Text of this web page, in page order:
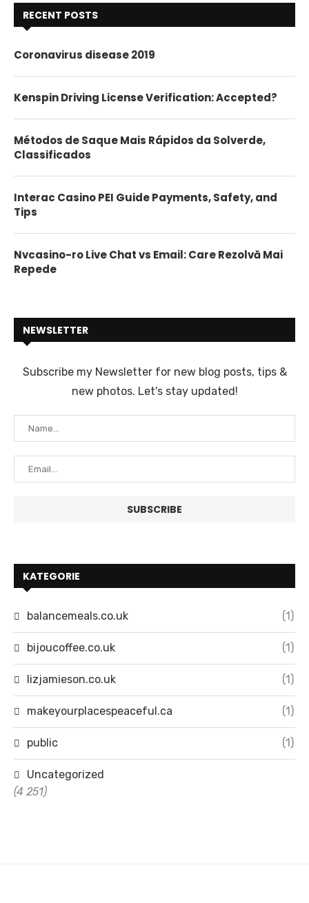
RECENT POSTS
Coronavirus disease 2019
Kenspin Driving License Verification: Accepted?
Métodos de Saque Mais Rápidos da Solverde,
Classificados
Interac Casino PEI Guide Payments, Safety, and
Tips
Nvcasino-ro Live Chat vs Email: Care Rezolvă Mai
Repede
NEWSLETTER
Subscribe my Newsletter for new blog posts, tips &
new photos. Let's stay updated!
KATEGORIE
balancemeals.co.uk (1)
bijoucoffee.co.uk (1)
lizjamieson.co.uk (1)
makeyourplacespeaceful.ca (1)
public (1)
Uncategorized
(4 251)